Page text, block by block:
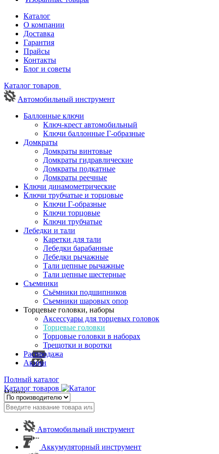
Каталог
О компании
Доставка
Гарантия
Прайсы
Контакты
Блог и советы
Каталог товаров
Автомобильный инструмент
Баллонные ключи
Ключ-крест автомобильный
Ключи баллонные Г-образные
Домкраты
Домкраты винтовые
Домкраты гидравлические
Домкраты подкатные
Домкраты реечные
Ключи динамометрические
Ключи трубчатые и торцовые
Ключи Г-образные
Ключи торцовые
Ключи трубчатые
Лебедки и тали
Каретки для тали
Лебедки барабанные
Лебедки рычажные
Тали цепные рычажные
Тали цепные шестерные
Съемники
Съёмники подшипников
Съемники шаровых опор
Торцевые головки, наборы
Аксессуары для торцевых головок
Торцевые головки
Торцовые головки в наборах
Трещотки и воротки
Распродажа
Акции
Полный каталог
Каталог товаров
Найти
Автомобильный инструмент
Аккумуляторный инструмент